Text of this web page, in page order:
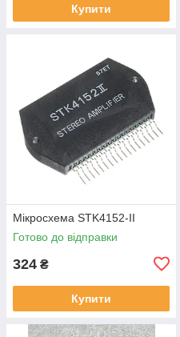
Купити
Мікросхема STK4152-II
Готово до відправки
324 ₴
Купити